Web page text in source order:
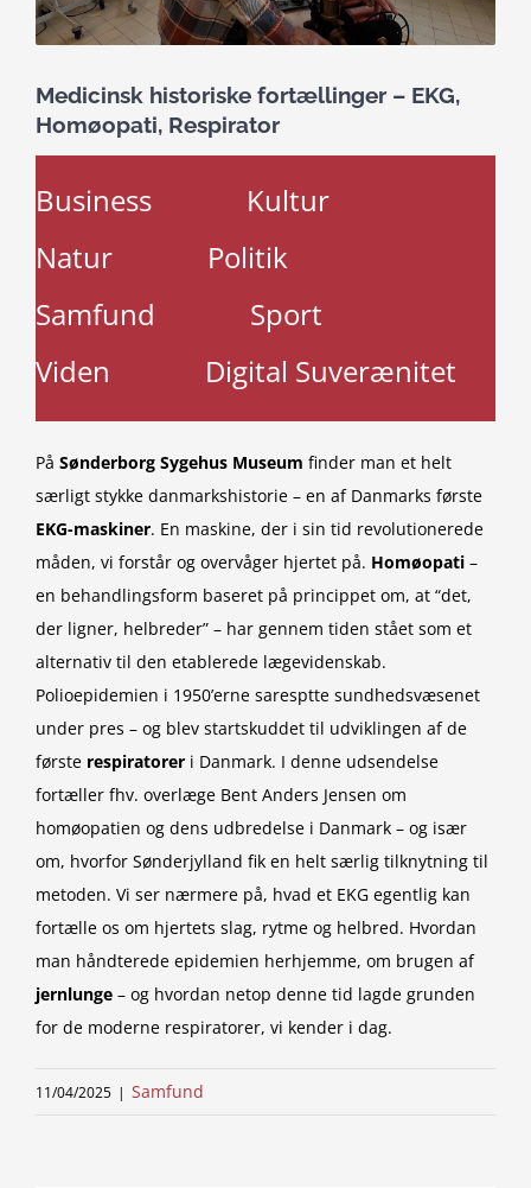
Medicinsk historiske fortællinger – EKG,
Homøopati, Respirator
Business
Kultur
Natur
Politik
Samfund
Sport
Viden
Digital Suverænitet
På Sønderborg Sygehus Museum finder man et helt
særligt stykke danmarkshistorie – en af Danmarks første
EKG-maskiner. En maskine, der i sin tid revolutionerede
måden, vi forstår og overvåger hjertet på. Homøopati –
en behandlingsform baseret på princippet om, at “det,
der ligner, helbreder” – har gennem tiden stået som et
alternativ til den etablerede lægevidenskab.
Polioepidemien i 1950’erne saresptte sundhedsvæsenet
under pres – og blev startskuddet til udviklingen af de
første respiratorer i Danmark. I denne udsendelse
fortæller fhv. overlæge Bent Anders Jensen om
homøopatien og dens udbredelse i Danmark – og især
om, hvorfor Sønderjylland fik en helt særlig tilknytning til
metoden. Vi ser nærmere på, hvad et EKG egentlig kan
fortælle os om hjertets slag, rytme og helbred. Hvordan
man håndterede epidemien herhjemme, om brugen af
jernlunge – og hvordan netop denne tid lagde grunden
for de moderne respiratorer, vi kender i dag.
11/04/2025 | Samfund